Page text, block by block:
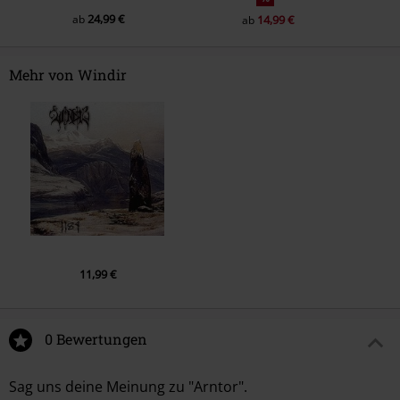
ab 24,99 €
ab 14,99 €
Mehr von Windir
11,99 €
0 Bewertungen
Sag uns deine Meinung zu "Arntor".